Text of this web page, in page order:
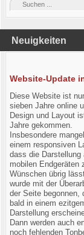
Neuigkeiten
Website-Update
Diese Website ist
sieben Jahre online
Design und Layout
Jahre gekommen.
Insbesondere
einem responsiven
dass die Darstellung
mobilen Endgeräten
Wünschen übrig
wurde mit der
der Seite begonnen,
bald in einem
Darstellung
Dann werden auch
noch fehlenden